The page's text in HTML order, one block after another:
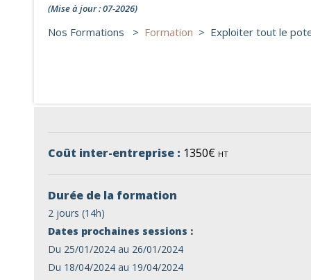
(Mise à jour : 07-2026)
Nos Formations > Formation > Exploiter tout le
Coût inter-entreprise : 1350€ HT
Durée de la formation
2 jours (14h)
Dates prochaines sessions :
Du 25/01/2024 au 26/01/2024
Du 18/04/2024 au 19/04/2024